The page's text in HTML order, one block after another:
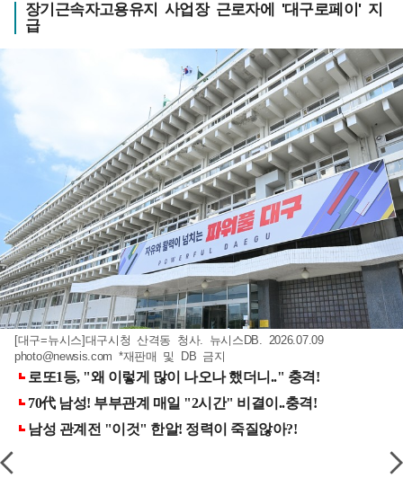
장기근속자고용유지 사업장 근로자에 '대구로페이' 지
급
[대구=뉴시스]대구시청 산격동 청사. 뉴시스DB. 2026.07.09
photo@newsis.com *재판매 및 DB 금지